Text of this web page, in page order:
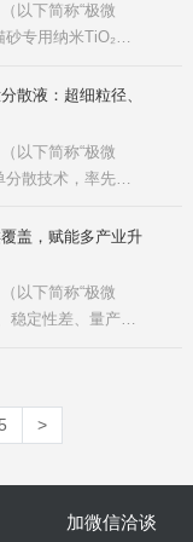
以下简称“极微
专用纳米TiO₂光
气、硫化氢、硫醇
能，为养宠家庭提
、产品作用机理纳
散液：超细粒径、
以下简称“极微
散技术，率先解
盖锐钛型、金红石
款纳米二氧化钛产
的二氧化钛分散
造
盖，赋能多产业升
以下简称“极微
稳定性差、量产
一、核心技术领
5 >
加微信洽谈